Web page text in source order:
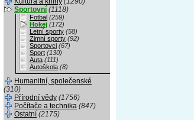
Sportovní (1118)
Fotbal (259)
Hokej (172)
Letní sporty (58)
Zimní sporty (92)
Sportovci (67)
Sport (130)
Auta (111)
Autoškola (8)
Humanitní, společenské
(310)
Přírodní vědy (1756)
Počítače a technika (847)
Ostatní (2175)